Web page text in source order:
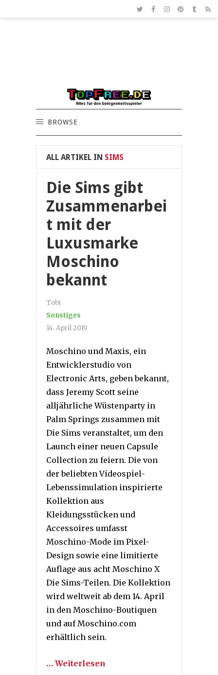
BROWSE
ALL ARTIKEL IN SIMS
Die Sims gibt
Zusammenarbei
t mit der
Luxusmarke
Moschino
bekannt
Tobi
Sonstiges
14. April 2019
Moschino und Maxis, ein
Entwicklerstudio von
Electronic Arts, geben bekannt,
dass Jeremy Scott seine
alljährliche Wüstenparty in
Palm Springs zusammen mit
Die Sims veranstaltet, um den
Launch einer neuen Capsule
Collection zu feiern. Die von
der beliebten Videospiel-
Lebenssimulation inspirierte
Kollektion aus
Kleidungsstücken und
Accessoires umfasst
Moschino-Mode im Pixel-
Design sowie eine limitierte
Auflage aus acht Moschino X
Die Sims-Teilen. Die Kollektion
wird weltweit ab dem 14. April
in den Moschino-Boutiquen
und auf Moschino.com
erhältlich sein.
… Weiterlesen